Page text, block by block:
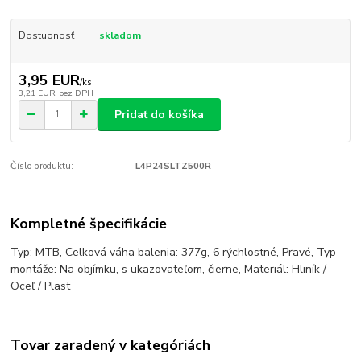
Dostupnosť skladom
3,95 EUR/ks
3,21 EUR bez DPH
Pridať do košíka
Číslo produktu: L4P24SLTZ500R
Kompletné špecifikácie
Typ: MTB, Celková váha balenia: 377g, 6 rýchlostné, Pravé, Typ
montáže: Na objímku, s ukazovateľom, čierne, Materiál: Hliník /
Oceľ / Plast
Tovar zaradený v kategóriách